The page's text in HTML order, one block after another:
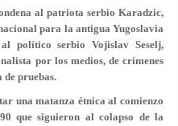
al patriota serbio Karadzic,
para la antigua Yugoslavia
político serbio Vojislav Seselj,
por los medios, de crímenes
pruebas.
una matanza étnica al comienzo
que siguieron al colapso de la